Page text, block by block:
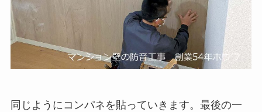
同じようにコンパネを貼っていきます。最後の一